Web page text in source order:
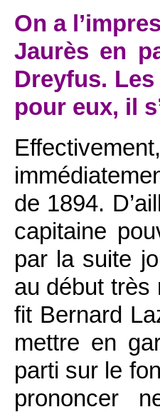
On a
Jaurès en
Dreyfus.
pour eux, il
de 1894.
capitaine
par la suite
au début très
fit Bernard
mettre en
parti sur le
prononcer